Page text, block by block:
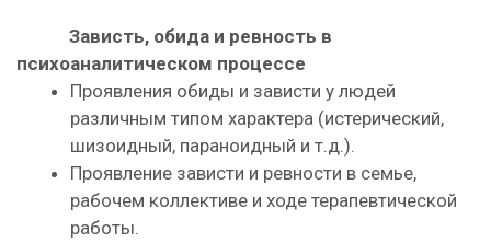
Зависть, обида и ревность в
психоаналитическом процессе
Проявления обиды и зависти у людей
различным типом характера (истерический,
шизоидный, параноидный и т.д.).
Проявление зависти и ревности в семье,
рабочем коллективе и ходе терапевтической
работы.